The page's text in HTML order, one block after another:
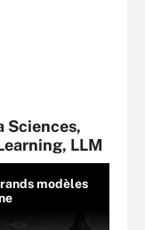
Sciences,
LLM
modèles